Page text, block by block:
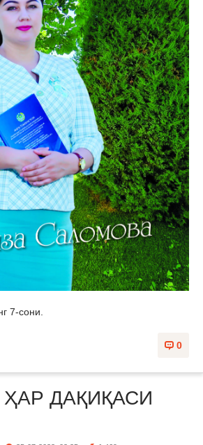
7-сони.
0
ДАҚИҚАСИ